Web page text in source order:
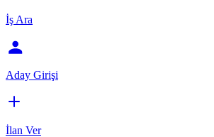
İş Ara
Aday Girişi
İlan Ver